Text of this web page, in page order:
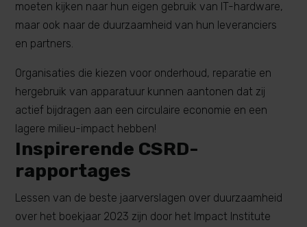
moeten kijken naar hun eigen gebruik van IT-hardware,
maar ook naar de duurzaamheid van hun leveranciers
en partners.
Organisaties die kiezen voor onderhoud, reparatie en
hergebruik van apparatuur kunnen aantonen dat zij
actief bijdragen aan een circulaire economie en een
lagere milieu-impact hebben!
Inspirerende CSRD-
rapportages
Lessen van de beste jaarverslagen over duurzaamheid
over het boekjaar 2023 zijn door het Impact Institute